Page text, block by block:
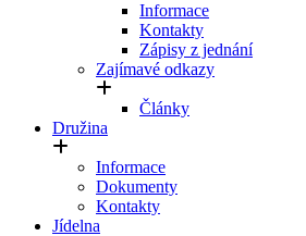
Informace
Kontakty
Zápisy z jednání
Zajímavé odkazy
Články
Družina
Informace
Dokumenty
Kontakty
Jídelna